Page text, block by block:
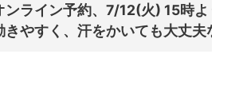
ライン予約、7/12(火) 15時より